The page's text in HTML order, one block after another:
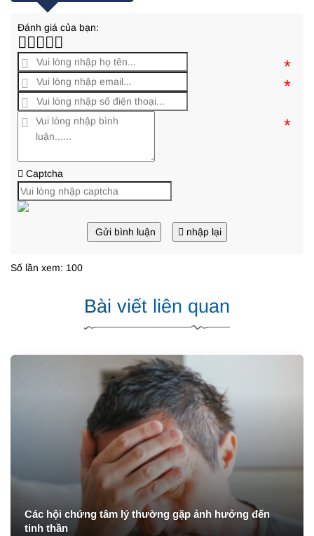
Đánh giá của bạn:
*
*
*
Captcha
Gửi bình luận nhập lại
Số lần xem: 100
Bài viết liên quan
Các hội chứng tâm lý thường gặp ảnh hưởng đến
tinh thần